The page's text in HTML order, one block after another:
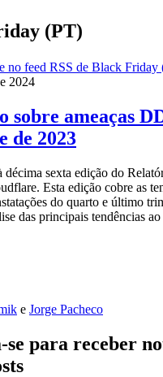
(PT)
no feed RSS de Black Friday
2024
sobre ameaças
de 2023
décima sexta edição do
Esta edição cobre as
do quarto e último
das principais tendências
e Jorge Pacheco
se para receber